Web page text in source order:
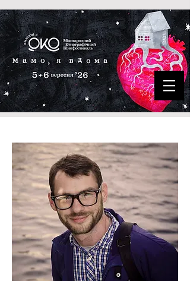
Денис Буданов